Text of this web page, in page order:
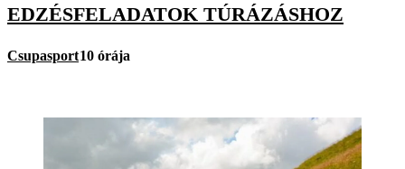
EDZÉSFELADATOK TÚRÁZÁSHOZ
Csupasport10 órája